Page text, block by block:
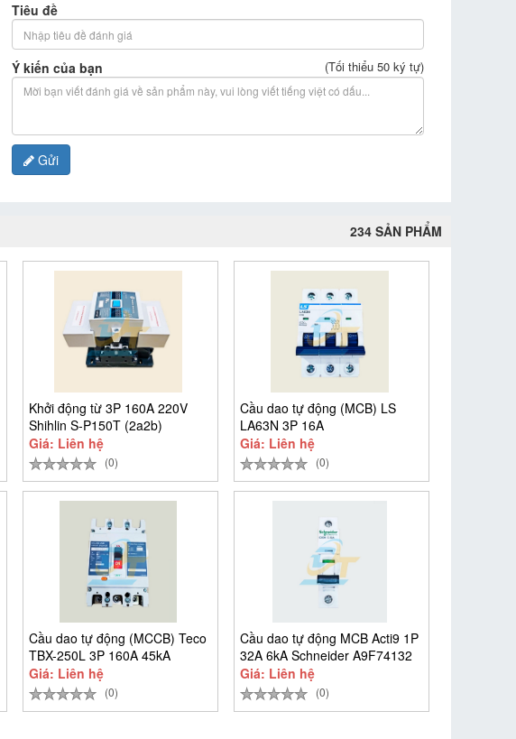
Tiêu đề
Ý kiến của bạn (Tối thiểu 50 ký tự)
Gửi
234 SẢN PHẨM
Khởi động từ 3P 160A 220V
Shihlin S-P150T (2a2b)
Giá: Liên hệ
(0)
Cầu dao tự động (MCB) LS
LA63N 3P 16A
Giá: Liên hệ
(0)
Cầu dao tự động (MCCB) Teco
TBX-250L 3P 160A 45kA
Giá: Liên hệ
(0)
Cầu dao tự động MCB Acti9 1P
32A 6kA Schneider A9F74132
Giá: Liên hệ
(0)